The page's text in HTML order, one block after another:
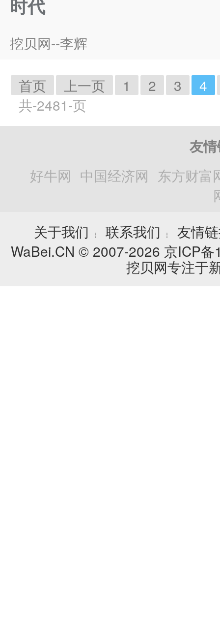
时代
挖贝网--李辉
首页 上一页 1 2 3
4
共-2481-页
友
好牛网 中国经济网 东方财富
关于我们
┊ 联系我们 ┊
友情
WaBei.CN © 2007-2026 京ICP
挖贝网专注于